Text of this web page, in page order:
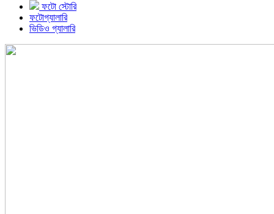
ফটো স্টোরি
ফটোগ্যালারি
ভিডিও গ্যালারি